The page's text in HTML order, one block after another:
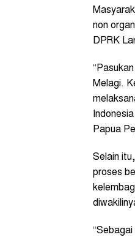
non
DPRK
Melagi.
Papua
Selain
proses